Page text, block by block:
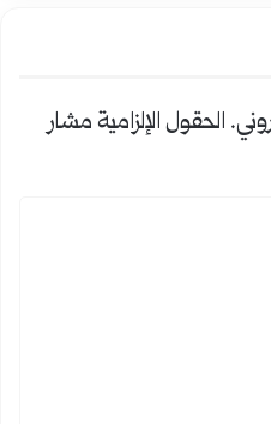
الحقول الإلزامية مشار